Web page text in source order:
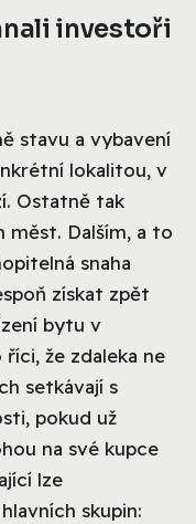
investoři
stavu a vybavení
lokalitou, v
Ostatně tak
měst. Dalším, a to
snaha
získat zpět
bytu v
že zdaleka ne
setkávají s
pokud už
na své kupce
lze
skupin: